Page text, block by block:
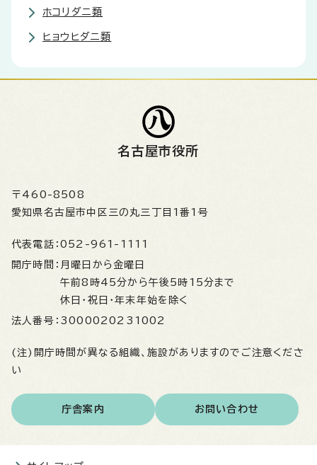
ホコリダニ類
ヒョウヒダニ類
名古屋市役所
〒460-8508
愛知県名古屋市中区三の丸三丁目1番1号
代表電話： 052-961-1111
開庁時間： 月曜日から金曜日
午前8時45分から午後5時15分まで
休日・祝日・年末年始を除く
法人番号： 3000020231002
(注)開庁時間が異なる組織、施設がありますのでご注意くださ
い
庁舎案内 お問い合わせ